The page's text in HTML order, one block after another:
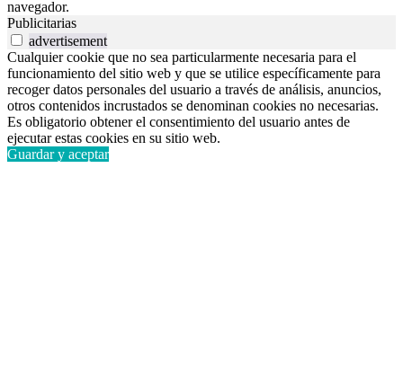
navegador.
Publicitarias
advertisement
Cualquier cookie que no sea particularmente necesaria para el
funcionamiento del sitio web y que se utilice específicamente para
recoger datos personales del usuario a través de análisis, anuncios,
otros contenidos incrustados se denominan cookies no necesarias.
Es obligatorio obtener el consentimiento del usuario antes de
ejecutar estas cookies en su sitio web.
Guardar y aceptar